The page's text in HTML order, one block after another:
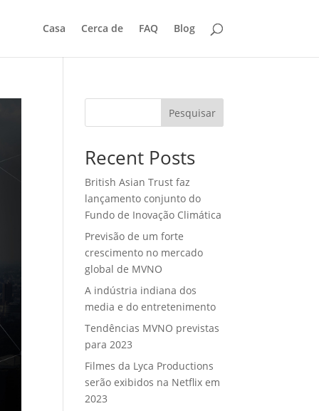
Casa Cerca de FAQ Blog
Pesquisar
Recent Posts
British Asian Trust faz
lançamento conjunto do
Fundo de Inovação Climática
Previsão de um forte
crescimento no mercado
global de MVNO
A indústria indiana dos
media e do entretenimento
Tendências MVNO previstas
para 2023
Filmes da Lyca Productions
serão exibidos na Netflix em
2023